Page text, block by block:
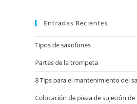
Entradas Recientes
Tipos de saxofones
Partes de la trompeta
8 Tips para el mantenimiento del
Colocación de pieza de sujeción de